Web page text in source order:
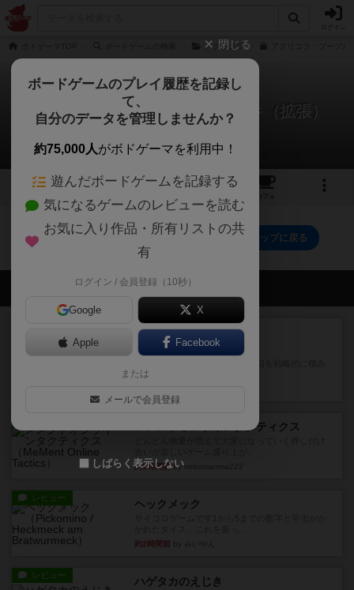
アグリコラ
アグリコラ：ブーブルクスデッキ（拡張）
0件のルール/インスト
3 3
カフェ
アグリコラ：ブーブルクスデッキ（拡張）のトップに戻る
会員の新しい投稿
マーケットフレッシュ
重ねて在庫を最大化し、競合...
メメントオンラインタクティクス
約1時間前by nekomanma222
レビュー ヘックメック
約2時間前
レビュー ハゲタカのえじき
閉じる
ボードゲームのプレイ履歴を記録し
て、
自分のデータを管理しませんか？
約75,000人がボドゲーマを利用中！
遊んだボードゲームを記録する
気になるゲームのレビューを読む
お気に入り作品・所有リストの共
有
ログイン / 会員登録（10秒）
Google X
Apple Facebook
または
メールで会員登録
しばらく表示しない